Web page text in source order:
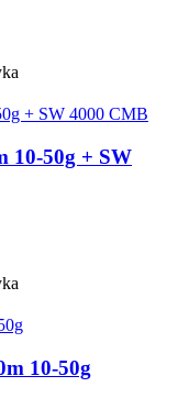
10-50g + SW
10-50g